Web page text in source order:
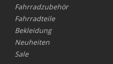
Fahrradzubehör
Fahrradteile
Bekleidung
Neuheiten
Sale